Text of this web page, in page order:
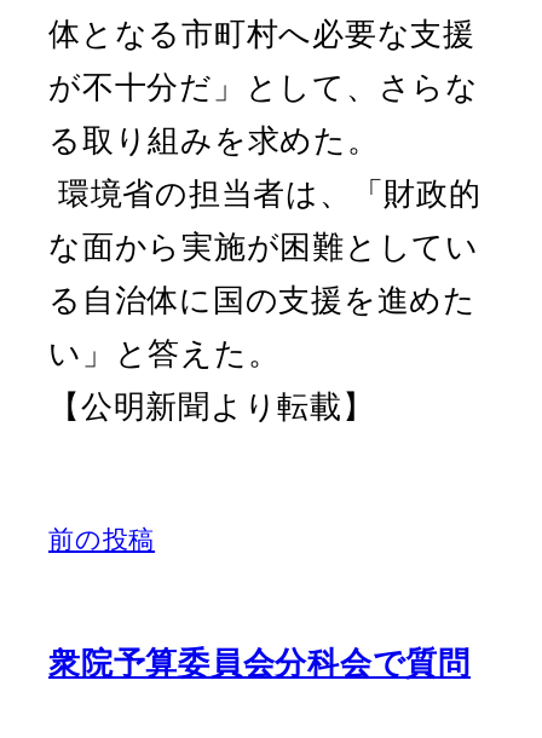
体となる市町村へ必要な支援
が不十分だ」として、さらな
る取り組みを求めた。
環境省の担当者は、「財政的
な面から実施が困難としてい
る自治体に国の支援を進めた
い」と答えた。
【公明新聞より転載】
前の投稿
衆院予算委員会分科会で質問